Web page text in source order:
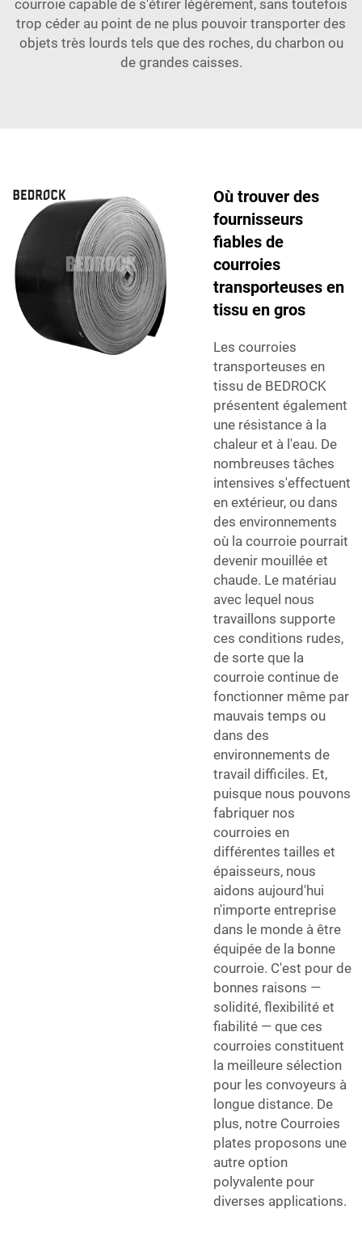
courroie capable de s'étirer légèrement, sans toutefois
trop céder au point de ne plus pouvoir transporter des
objets très lourds tels que des roches, du charbon ou
de grandes caisses.
Où trouver des
fournisseurs
fiables de
courroies
transporteuses en
tissu en gros
Les courroies
transporteuses en
tissu de BEDROCK
présentent également
une résistance à la
chaleur et à l'eau. De
nombreuses tâches
intensives s'effectuent
en extérieur, ou dans
des environnements
où la courroie pourrait
devenir mouillée et
chaude. Le matériau
avec lequel nous
travaillons supporte
ces conditions rudes,
de sorte que la
courroie continue de
fonctionner même par
mauvais temps ou
dans des
environnements de
travail difficiles. Et,
puisque nous pouvons
fabriquer nos
courroies en
différentes tailles et
épaisseurs, nous
aidons aujourd'hui
n'importe entreprise
dans le monde à être
équipée de la bonne
courroie. C'est pour de
bonnes raisons —
solidité, flexibilité et
fiabilité — que ces
courroies constituent
la meilleure sélection
pour les convoyeurs à
longue distance. De
plus, notre Courroies
plates proposons une
autre option
polyvalente pour
diverses applications.